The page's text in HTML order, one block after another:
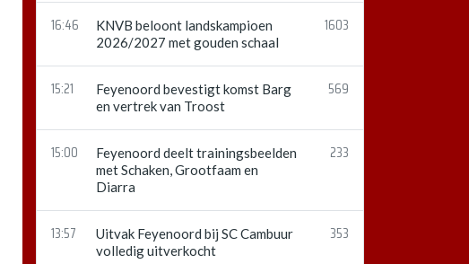
16:46
KNVB beloont landskampioen
2026/2027 met gouden schaal
1603
15:21
Feyenoord bevestigt komst Barg
en vertrek van Troost
569
15:00
Feyenoord deelt trainingsbeelden
met Schaken, Grootfaam en
Diarra
233
13:57
Uitvak Feyenoord bij SC Cambuur
volledig uitverkocht
353